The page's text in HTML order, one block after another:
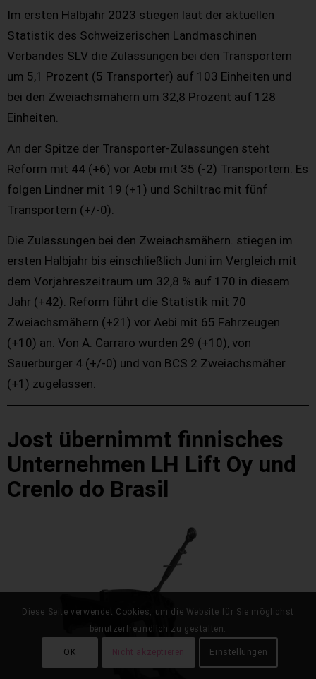
Im ersten Halbjahr 2023 stiegen laut der aktuellen
Statistik des Schweizerischen Landmaschinen
Verbandes SLV die Zulassungen bei den Transportern
um 5,1 Prozent (5 Transporter) auf 103 Einheiten und
bei den Zweiachsmähern um 32,8 Prozent auf 128
Einheiten.
An der Spitze der Transporter-Zulassungen steht
Reform mit 44 (+6) vor Aebi mit 35 (-2) Transportern. Es
folgen Lindner mit 19 (+1) und Schiltrac mit fünf
Transportern (+/-0).
Die Zulassungen bei den Zweiachsmähern. stiegen im
ersten Halbjahr bis einschließlich Juni im Vergleich mit
dem Vorjahreszeitraum um 32,8 % auf 170 in diesem
Jahr (+42). Reform führt die Statistik mit 70
Zweiachsmähern (+21) vor Aebi mit 65 Fahrzeugen
(+10) an. Von A. Carraro wurden 29 (+10), von
Sauerburger 4 (+/-0) und von BCS 2 Zweiachsmäher
(+1) zugelassen.
Jost übernimmt finnisches
Unternehmen LH Lift Oy und
Crenlo do Brasil
Diese Seite verwendet Cookies, um die Website für Sie möglichst
benutzerfreundlich zu gestalten.
OK Nicht akzeptieren Einstellungen